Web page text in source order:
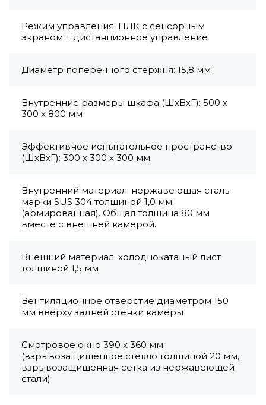
Режим управления: ПЛК с сенсорным
экраном + дистанционное управление
Диаметр поперечного стержня: 15,8 мм
Внутренние размеры шкафа (ШхВхГ): 500 x
300 x 800 мм
Эффективное испытательное пространство
(ШхВхГ): 300 x 300 x 300 мм
Внутренний материал: нержавеющая сталь
марки SUS 304 толщиной 1,0 мм
(армированная). Общая толщина 80 мм
вместе с внешней камерой.
Внешний материал: холоднокатаный лист
толщиной 1,5 мм
Вентиляционное отверстие диаметром 150
мм вверху задней стенки камеры
Смотровое окно 390 x 360 мм
(взрывозащищенное стекло толщиной 20 мм,
взрывозащищенная сетка из нержавеющей
стали)